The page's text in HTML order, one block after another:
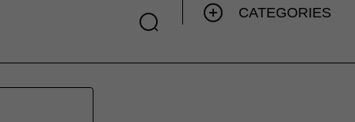
CATEGORIES